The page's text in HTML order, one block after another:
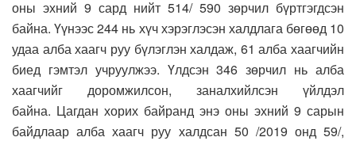
оны эхний 9 сард нийт 514/ 590 зөрчил бүртгэгдсэн
байна. Үүнээс 244 нь хүч хэрэглэсэн халдлага бөгөөд 10
удаа алба хаагч руу бүлэглэн халдаж, 61 алба хаагчийн
биед гэмтэл учруулжээ. Үлдсэн 346 зөрчил нь алба
хаагчийг доромжилсон, заналхийлсэн үйлдэл
байна. Цагдан хорих байранд энэ оны эхний 9 сарын
байдлаар алба хаагч руу халдсан 50 /2019 онд 59/,